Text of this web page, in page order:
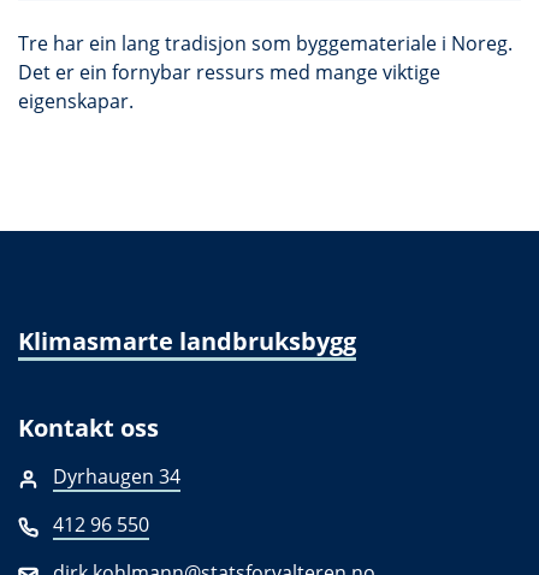
Tre har ein lang tradisjon som byggemateriale i Noreg.
Det er ein fornybar ressurs med mange viktige
eigenskapar.
Klimasmarte landbruksbygg
Kontakt oss
Dyrhaugen 34
412 96 550